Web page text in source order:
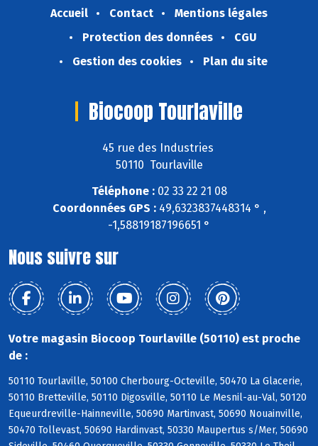
Accueil Contact
Mentions légales
Protection des données
CGU
Gestion des cookies
Plan du site
Biocoop Tourlaville
45 rue des Industries
50110 Tourlaville
Téléphone :02 33 22 21 08
Coordonnées GPS :49,6323837448314 ° ,
-1,58819187196651 °
Nous suivre sur
Votre magasin Biocoop Tourlaville (50110) est proche
de :
50110 Tourlaville, 50100 Cherbourg-Octeville, 50470 La Glacerie,
50110 Bretteville, 50110 Digosville, 50110 Le Mesnil-au-Val, 50120
Equeurdreville-Hainneville, 50690 Martinvast, 50690 Nouainville,
50470 Tollevast, 50690 Hardinvast, 50330 Maupertus s/Mer, 50690